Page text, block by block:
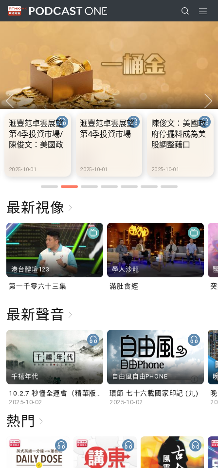
滙豐范卓雲展望
第4季投資市場/
陳俊文：美國政
股調整藉口
2025-10-01
滙豐范卓雲展望
第4季投資市場
2025-10-01
陳俊文：美國政
府停擺料成為美
股調整藉口
2025-10-01
最新視像
港台體壇123
第一千零六十三集
學人沙龍
滿肚食經
最新聲音
千禧年代
2025-10-02
自由風自由PHONE
環節 七十六載國家印記 (九)
2025-10-02
熱門